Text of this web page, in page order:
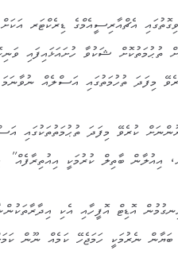
އެޗްއާރިސީއެމްގެ ޑިރެކްޓަރ
ތުޙުމަތުކޮށް ޝަކުވާ ހުށައަޅައިފައި
މިފަދަ ތުހުމަތުގައި އަސްލެއް
ކުރެވޭ މިފަދަ ތުޙުމަތުތަކުގައި
ބާތިލް ކުރުމަކީ އިއުތިރާފެއް”
އޮޑިޓް އޮފީހާއި އެކި
ބަޔާން ނެރުމަކީ ހަމަޖެހޭ ކަމެއް ނޫން